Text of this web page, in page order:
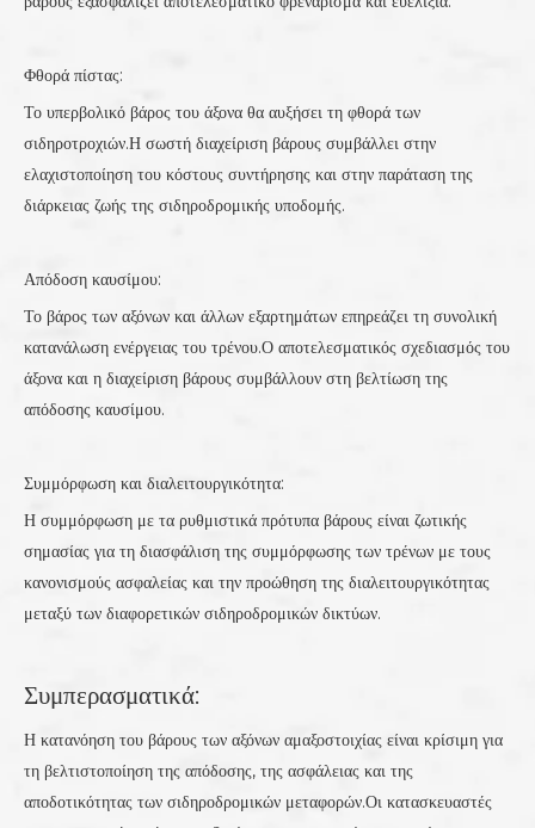
Φθορά πίστας:
Το υπερβολικό βάρος του άξονα θα αυξήσει τη φθορά των
σιδηροτροχιών.Η σωστή διαχείριση βάρους συμβάλλει στην
ελαχιστοποίηση του κόστους συντήρησης και στην παράταση της
διάρκειας ζωής της σιδηροδρομικής υποδομής.
Απόδοση καυσίμου:
Το βάρος των αξόνων και άλλων εξαρτημάτων επηρεάζει τη συνολική
κατανάλωση ενέργειας του τρένου.Ο αποτελεσματικός σχεδιασμός του
άξονα και η διαχείριση βάρους συμβάλλουν στη βελτίωση της
απόδοσης καυσίμου.
Συμμόρφωση και διαλειτουργικότητα:
Η συμμόρφωση με τα ρυθμιστικά πρότυπα βάρους είναι ζωτικής
σημασίας για τη διασφάλιση της συμμόρφωσης των τρένων με τους
κανονισμούς ασφαλείας και την προώθηση της διαλειτουργικότητας
μεταξύ των διαφορετικών σιδηροδρομικών δικτύων.
Συμπερασματικά:
Η κατανόηση του βάρους των αξόνων αμαξοστοιχίας είναι κρίσιμη για
τη βελτιστοποίηση της απόδοσης, της ασφάλειας και της
αποδοτικότητας των σιδηροδρομικών μεταφορών.Οι κατασκευαστές